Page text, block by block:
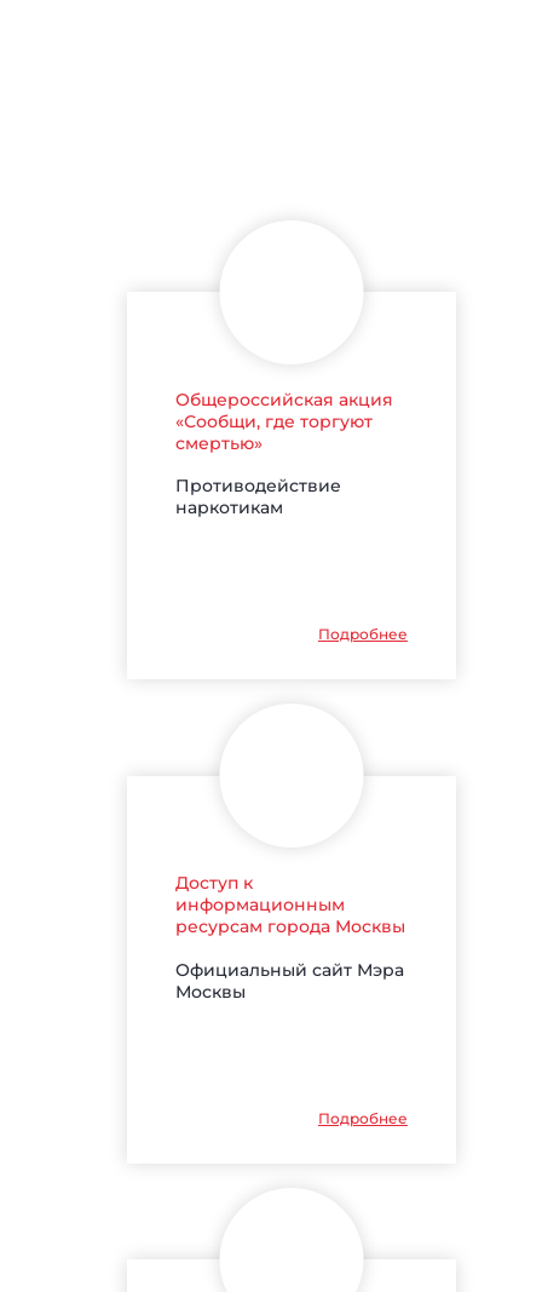
Общероссийская акция
«Сообщи, где торгуют
смертью»
Противодействие
наркотикам
Подробнее
Доступ к
информационным
ресурсам города Москвы
Официальный сайт Мэра
Москвы
Подробнее